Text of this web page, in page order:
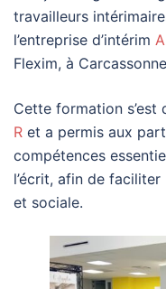
travailleurs
l’entreprise d’intérim
Flexim, à
Cette formation s’est
R et a permis aux
compétences
l’écrit, afin de
et sociale.